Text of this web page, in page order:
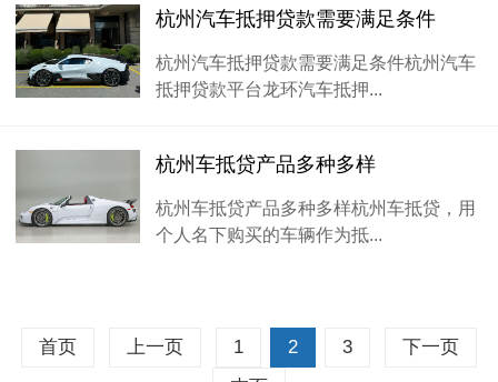
杭州汽车抵押贷款需要满足条件
杭州汽车抵押贷款需要满足条件杭州汽车
抵押贷款平台龙环汽车抵押...
杭州车抵贷产品多种多样
杭州车抵贷产品多种多样杭州车抵贷，用
个人名下购买的车辆作为抵...
首页 上一页 1 2 3
下一页